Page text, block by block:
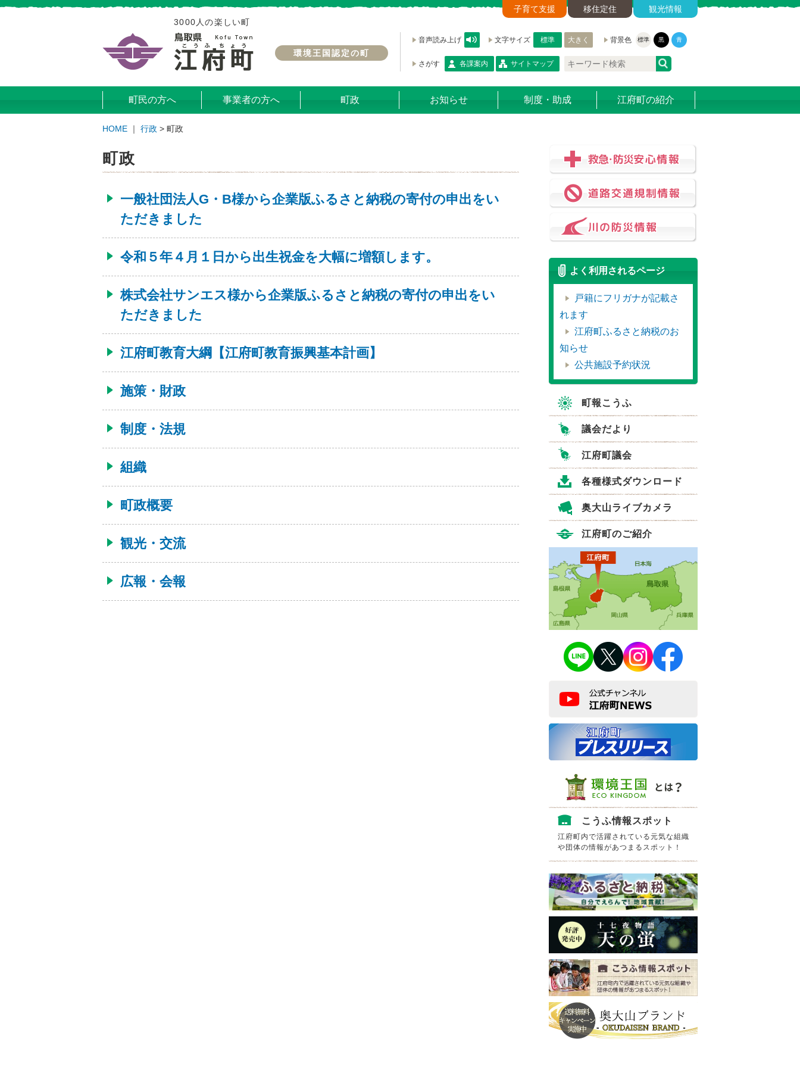
子育て支援 移住定住
観光情報
3000人の楽しい町
環境王国認定の町
音声読み上げ 文字サイズ 標準 大きく 背景色 標準 黒 青
さがす 各課案内 サイトマップ
町民の方へ 事業者の方へ 町政 お知らせ 制度・助成 江府町の紹介
HOME ｜ 行政 > 町政
町政
一般社団法人G・B様から企業版ふるさと納税の寄付の申出をい
ただきました
令和５年４月１日から出生祝金を大幅に増額します。
株式会社サンエス様から企業版ふるさと納税の寄付の申出をい
ただきました
江府町教育大綱【江府町教育振興基本計画】
施策・財政
制度・法規
組織
町政概要
観光・交流
広報・会報
よく利用されるページ
戸籍にフリガナが記載さ
れます
江府町ふるさと納税のお
知らせ
公共施設予約状況
町報こうふ
議会だより
江府町議会
各種様式ダウンロード
奥大山ライブカメラ
江府町のご紹介
こうふ情報スポット
江府町内で活躍されている元気な組織
や団体の情報があつまるスポット！